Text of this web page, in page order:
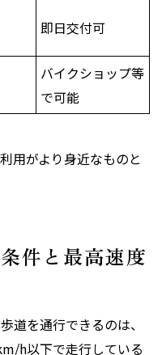
即日交付可
バイクショップ等
で可能
用がより身近なものと
件と最高速度
道を通行できるのは、
h以下で走行している